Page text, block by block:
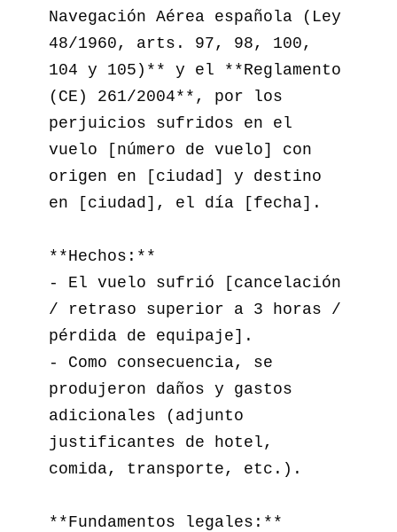
Navegación Aérea española (Ley
48/1960, arts. 97, 98, 100,
104 y 105)** y el **Reglamento
(CE) 261/2004**, por los
perjuicios sufridos en el
vuelo [número de vuelo] con
origen en [ciudad] y destino
en [ciudad], el día [fecha].
**Hechos:**
- El vuelo sufrió [cancelación
/ retraso superior a 3 horas /
pérdida de equipaje].
- Como consecuencia, se
produjeron daños y gastos
adicionales (adjunto
justificantes de hotel,
comida, transporte, etc.).
**Fundamentos legales:**